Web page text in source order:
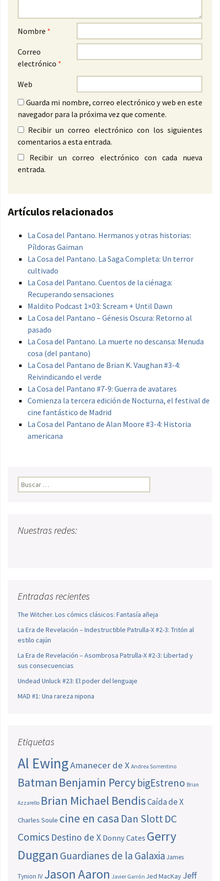
Nombre *
Correo
electrónico *
Web
Guarda mi nombre, correo electrónico y web en este
navegador para la próxima vez que comente.
Recibir un correo electrónico con los siguientes
comentarios a esta entrada.
Recibir un correo electrónico con cada nueva
entrada.
Artículos relacionados
La Cosa del Pantano. Hermanos y otras historias:
Píldoras Gaiman
La Cosa del Pantano. La Saga Completa: Un terror
cultivado
La Cosa del Pantano. Cuentos de la ciénaga:
Recuperando sensaciones
Maldito Podcast 1×03: Scream + Until Dawn
La Cosa del Pantano – Génesis Oscura: Retorno al
pasado
La Cosa del Pantano. La muerte no descansa: Menuda
cosa (del pantano)
La Cosa del Pantano de Brian K. Vaughan #3-4:
Reivindicando el verde
La Cosa del Pantano #7-9: Guerra de avatares
Comienza la tercera edición de Nocturna, el festival de
cine fantástico de Madrid
La Cosa del Pantano de Alan Moore #3-4: Historia
americana
Buscar:
Nuestras redes:
Entradas recientes
The Witcher. Los cómics clásicos: Fantasía añeja
La Era de Revelación – Indestructible Patrulla-X #2-3: Tritón al
estilo cajún
La Era de Revelación – Asombrosa Patrulla-X #2-3: Libertad y
sus consecuencias
Undead Unluck #23: El poder del lenguaje
MAD #1: Una rareza nipona
Etiquetas
Al EwingAmanecer de X Andrea Sorrentino
Batman Benjamin PercybigEstreno Brian
Azzarello Brian Michael BendisCaída de X
Charles Soule cine en casa Dan SlottDC
Comics Destino de X Donny Cates Gerry
Duggan Guardianes de la Galaxia James
Tynion IV Jason Aaron Javier Garrón Jed MacKay Jeff